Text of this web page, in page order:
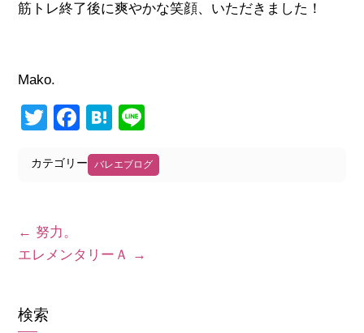
検索
筋トレ終了後に爽やかな笑顔、いただきました！
Mako.
TwitterFacebook
Hatena
カテゴリー バレエブログ
← 努力。
エレメンタリーＡ
→